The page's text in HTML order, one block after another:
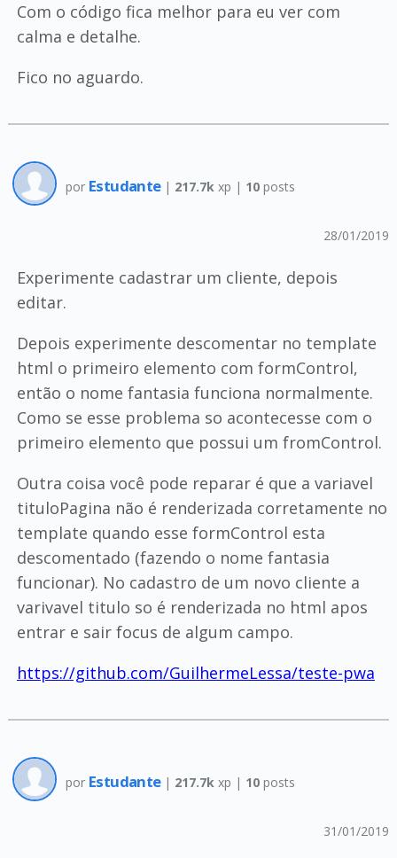
Com o código fica melhor para eu ver com
calma e detalhe.
Fico no aguardo.
por Estudante | 217.7k xp | 10posts
28/01/2019
Experimente cadastrar um cliente, depois
editar.
Depois experimente descomentar no template
html o primeiro elemento com formControl,
então o nome fantasia funciona normalmente.
Como se esse problema so acontecesse com o
primeiro elemento que possui um fromControl.
Outra coisa você pode reparar é que a variavel
tituloPagina não é renderizada corretamente no
template quando esse formControl esta
descomentado (fazendo o nome fantasia
funcionar). No cadastro de um novo cliente a
varivavel titulo so é renderizada no html apos
entrar e sair focus de algum campo.
https://github.com/GuilhermeLessa/teste-pwa
por Estudante | 217.7k xp | 10posts
31/01/2019